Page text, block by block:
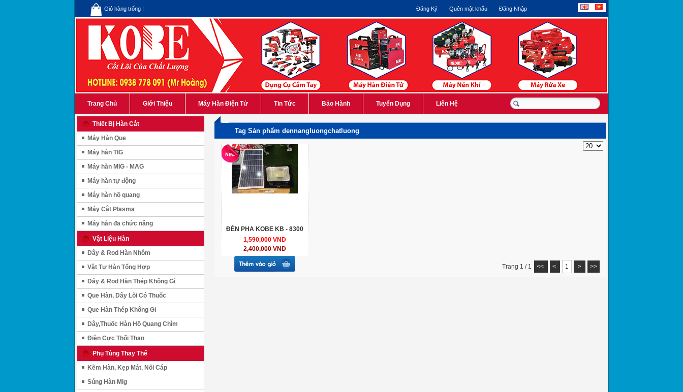
Giỏ hàng trống ! Đăng Ký Quên mật khẩu Đăng Nhập
Trang Chủ Giới Thiệu Máy Hàn Điện Tử Tin Tức Bảo Hành Tuyển Dụng Liên Hệ
Thiết Bị Hàn Cắt
Máy Hàn Que
Máy hàn TIG
Máy hàn MIG - MAG
Máy hàn tự động
Máy hàn hồ quang
Máy Cắt Plasma
Máy hàn đa chức năng
Vật Liệu Hàn
Dây & Rod Hàn Nhôm
Vật Tư Hàn Tổng Hợp
Dây & Rod Hàn Thép Không Gỉ
Que Hàn, Dây Lõi Có Thuốc
Que Hàn Thép Không Gỉ
Dây,Thuốc Hàn Hồ Quang Chìm
Điện Cực Thối Than
Phụ Tùng Thay Thế
Kềm Hàn, Kẹp Mát, Nối Cáp
Súng Hàn Mig
Tag Sản phẩm dennangluongchatluong
ĐÈN PHA KOBE KB - 8300
1,590,000 VND
2,400,000 VND
Trang 1 / 1 << < 1 > >>